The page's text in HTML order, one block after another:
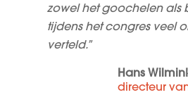
zowel het goochelen als
tijdens het congres veel
verteld.”
Hans
directeur